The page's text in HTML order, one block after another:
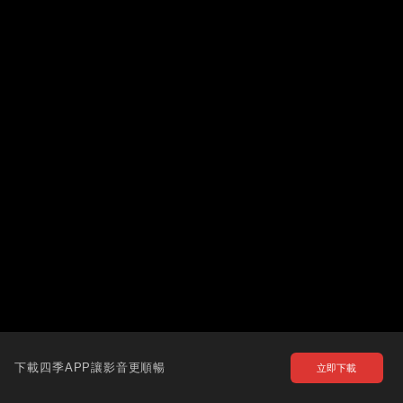
下載四季APP讓影音更順暢 立即下載